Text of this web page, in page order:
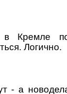
Кремле
Логично.
- а